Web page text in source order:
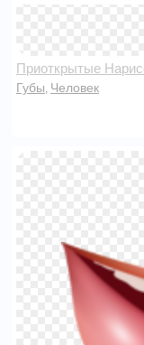
Приоткрытые
Губы Человек